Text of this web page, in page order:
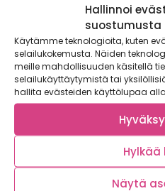
Hallinnoi
suostumusta
Käytämme teknologioita, kuten
selailukokemusta. Näiden
meille mahdollisuuden käsitellä
selailukäyttäytymistä tai
hallita evästeiden käyttölupaa
Hylkää
Näytä
Kasvikset ovat tärkeä osa
vauvasta vaariin. Vaikka